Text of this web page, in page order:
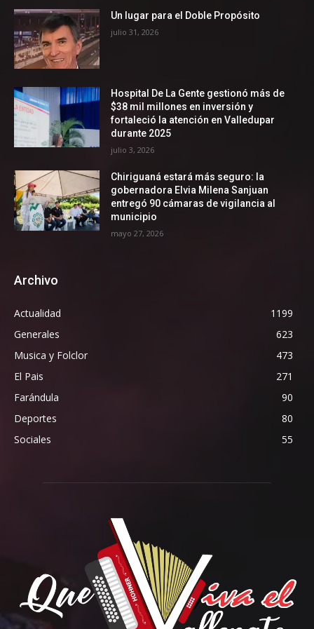
Un lugar para el Doble Propósito
julio 31, 2026
Hospital De La Gente gestionó más de
$38 mil millones en inversión y
fortaleció la atención en Valledupar
durante 2025
julio 3, 2026
Chiriguaná estará más seguro: la
gobernadora Elvia Milena Sanjuan
entregó 90 cámaras de vigilancia al
municipio
mayo 27, 2026
Archivo
Actualidad
1199
Generales
623
Musica y Folclor
473
El Pais
271
Farándula
90
Deportes
80
Sociales
55